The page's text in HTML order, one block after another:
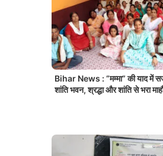
Bihar News : “मम्मा” की याद में
शांति भवन, श्रद्धा और शांति से भरा